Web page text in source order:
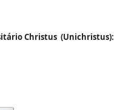
Christus (Unichristus):